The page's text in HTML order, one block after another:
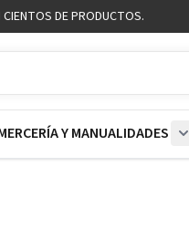
CIENTOS DE PRODUCTOS.
Y MANUALIDADES